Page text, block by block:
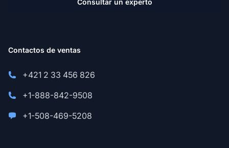
Consultar un experto
Contactos de ventas
+421 2 33 456 826
+1-888-842-9508
+1-508-469-5208